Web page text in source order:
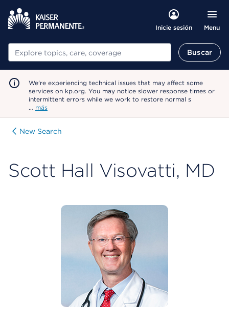
Inicie sesión Menu
Buscar Buscar
We're experiencing technical issues that may affect some
services on kp.org. You may notice slower response times or
intermittent errors while we work to restore normal s
… más
New Search
Scott Hall Visovatti, MD